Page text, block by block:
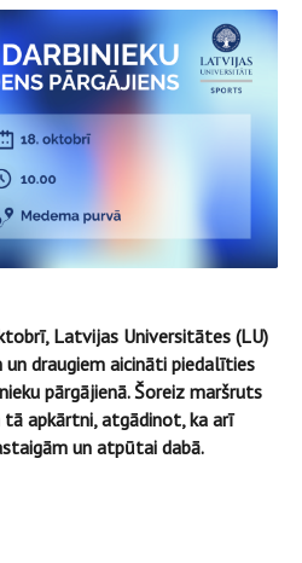
Latvijas Universitātes (LU)
un draugiem aicināti piedalīties
pārgājienā. Šoreiz maršruts
apkārtni, atgādinot, ka arī
un atpūtai dabā.